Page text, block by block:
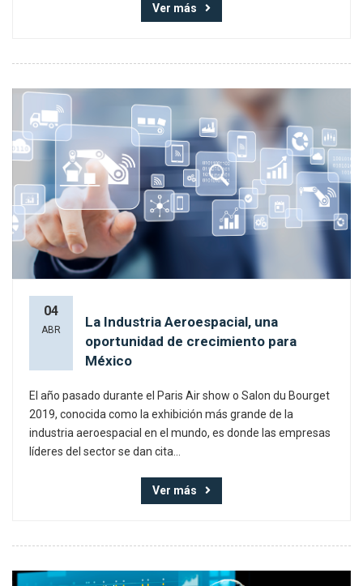
Ver más
04
ABR
La Industria Aeroespacial, una
oportunidad de crecimiento para
México
El año pasado durante el Paris Air show o Salon du Bourget
2019, conocida como la exhibición más grande de la
industria aeroespacial en el mundo, es donde las empresas
líderes del sector se dan cita...
Ver más